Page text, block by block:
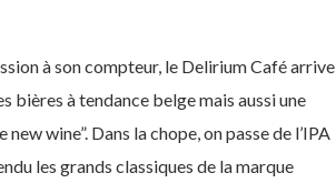
à son compteur, le Delirium Café arrive
bières à tendance belge mais aussi une
wine”. Dans la chope, on passe de l’IPA
les grands classiques de la marque